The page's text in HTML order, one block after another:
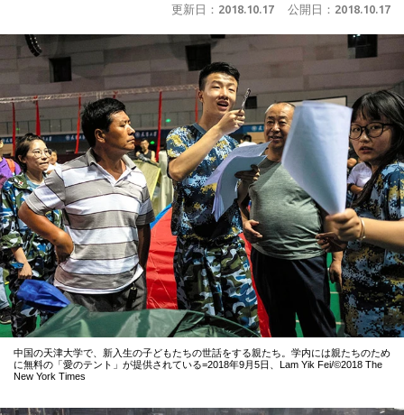
更新日： 2018.10.17 公開日： 2018.10.17
中国の天津大学で、新入生の子どもたちの世話をする親たち。学内には親たちのため
に無料の「愛のテント」が提供されている=2018年9月5日、Lam Yik Fei/©2018 The
New York Times